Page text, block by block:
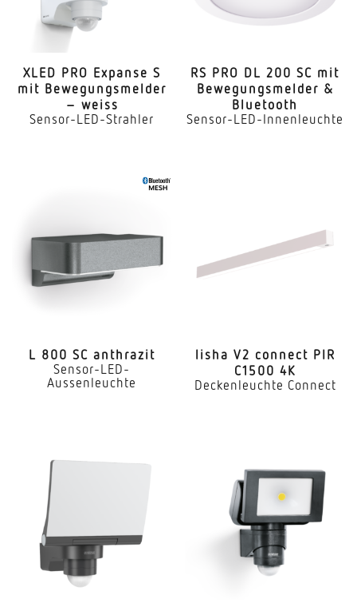
XLED PRO Expanse S
mit Bewe­gungs­melder
– weiss
Sensor-LED-Strahler
RS PRO DL 200 SC mit
Bewe­gungs­melder &
Bluetooth
Sensor-LED-Innenleuchte
L 800 SC anthrazit
Sensor-LED-
Aussenleuchte
lisha V2 connect PIR
C1500 4K
Deckenleuchte Connect